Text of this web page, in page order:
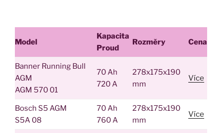
Model
Kapacita
Proud
Rozměry Cena
Banner Running Bull
AGM
AGM 570 01
70 Ah
720 A
278x175x190
mm
Více
Bosch S5 AGM
S5A 08
70 Ah
760 A
278x175x190
mm
Více